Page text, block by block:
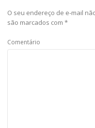
O seu endereço de e-mail
são marcados com *
Comentário